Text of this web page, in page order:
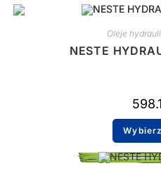
Oleje
NESTE